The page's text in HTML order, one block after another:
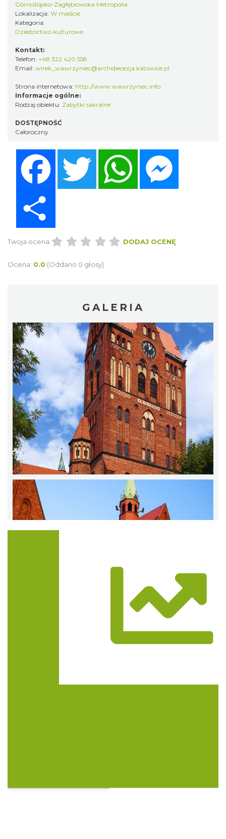
Górnośląsko-Zagłębiowska Metropolia
Lokalizacja: W mieście
Kategoria:
Dziedzictwo kulturowe
Kontakt:
Telefon: +48 322 420 558
Email: wirek_wawrzyniec@archidiecezja.katowice.pl
Strona internetowa: http://www.wawrzyniec.info
Informacje ogólne:
Rodzaj obiektu: Zabytki sakralne
DOSTĘPNOŚĆ
Całoroczny
Twitter WhatsApp
Twoja ocena: DODAJ OCENĘ
Ocena: 0.0 (Oddano 0 głosy)
GALERIA
Trasa